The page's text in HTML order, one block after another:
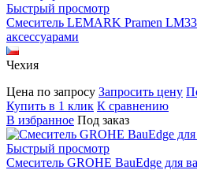
Быстрый просмотр
Смеситель LEMARK Pramen
аксессуарами
Чехия
Цена по запросу Запросить цену
Купить в 1 клик К сравнению
В избранное Под заказ
Быстрый просмотр
Смеситель GROHE BauEdge для